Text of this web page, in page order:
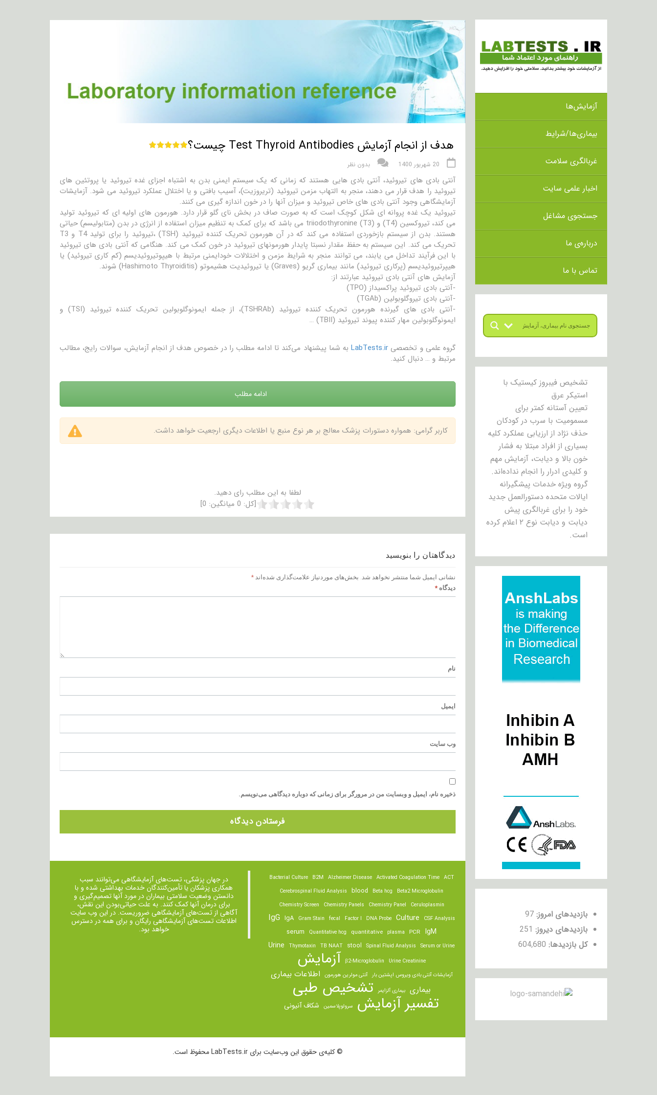
آزمایش‌ها
بیماری‌ها/شرایط
غربالگری سلامت
اخبار علمی سایت
جستجوی مشاغل
درباره‌ی ما
تماس با ما
تشخیص فیبروز کیستیک با
استیکر عرق
تعیین آستانه کمتر برای
مسمومیت با سرب در کودکان
حذف نژاد از ارزیابی عملکرد کلیه
بسیاری از افراد مبتلا به فشار
خون بالا و دیابت، آزمایش مهم
و کلیدی ادرار را انجام نداده‌اند.
گروه ویژه خدمات پیشگیرانه
ایالات متحده دستورالعمل جدید
خود را برای غربالگری پیش
دیابت و دیابت نوع ۲ اعلام کرده
است.
بازدیدهای امروز: 97
بازدیدهای دیروز: 251
کل بازدیدها: 604,680
هدف از انجام آزمایش Test Thyroid Antibodies چیست؟
20 شهریور 1400 بدون نظر
آنتی بادی های تیروئید، آنتی بادی هایی هستند که زمانی که یک سیستم ایمنی بدن به اشتباه اجزای غده تیروئید یا پروتئین های
تیروئید را هدف قرار می دهند، منجر به التهاب مزمن تیروئید (تریروزیت)، آسیب بافتی و یا اختلال عملکرد تیروئید می شود. آزمایشات
آزمایشگاهی وجود آنتی بادی های خاص تیروئید و میزان آنها را در خون اندازه گیری می کنند.
تیروئید یک غده پروانه ای شکل کوچک است که به صورت صاف در بخش نای گلو قرار دارد. هورمون های اولیه ای که تیروئید تولید
می کند، تیروکسین (T4) و triiodothyronine (T3) می باشد که برای کمک به تنظیم میزان استفاده از انرژی در بدن (متابولیسم) حیاتی
هستند. بدن از سیستم بازخوردی استفاده می کند که در آن هورمون تحریک کننده تیروئید (TSH) ،تیروئید را برای تولید T4 و T3
تحریک می کند. این سیستم به حفظ مقدار نسبتا پایدار هورمونهای تیروئید در خون کمک می کند. هنگامی که آنتی بادی های تیروئید
با این فرآیند تداخل می یابند، می توانند منجر به شرایط مزمن و اختلالات خودایمنی مرتبط با هیپوتیروئیدیسم (کم کاری تیروئید) یا
هیپرتیروئیدیسم (پرکاری تیروئید) مانند بیماری گریو (Graves) یا تیروئیدیت هشیموتو (Hashimoto Thyroiditis) شوند.
آزمایش های آنتی بادی تیروئید عبارتند از:
-آنتی بادی تیروئید پراکسیداز (TPO)
-آنتی بادی تیروگلوبولین (TGAb)
-آنتی بادی های گیرنده هورمون تحریک کننده تیروئید (TSHRAb)، از جمله ایمونوگلوبولین تحریک کننده تیروئید (TSI) و
ایمونوگلوبولین مهار کننده پیوند تیروئید (TBII) …
گروه علمی و تخصصی LabTests.irبه شما پیشنهاد می‌کند تا ادامه مطلب را در خصوص هدف از انجام آزمایش، سوالات رایج، مطالب
مرتبط و … دنبال کنید.
ادامه مطلب
کاربر گرامی: همواره دستورات پزشک معالج بر هر نوع منبع یا اطلاعات دیگری ارجعیت خواهد داشت.
لطفا به این مطلب رای دهید.
[کل: 0 میانگین: 0
]
دیدگاهتان را بنویسید
نشانی ایمیل شما منتشر نخواهد شد. بخش‌های موردنیاز علامت‌گذاری شده‌اند *
دیدگاه *
نام
ایمیل
وب‌ سایت
ذخیره نام، ایمیل و وبسایت من در مرورگر برای زمانی که دوباره دیدگاهی می‌نویسم.
ACT
Activated Coagulation Time
Alzheimer Disease
B2M
Bacterial Culture
Beta2 Microglobulin
Beta hcg
blood
Cerebrospinal Fluid Analysis
Ceruloplasmin
Chemistry Panel
Chemistry Panels
Chemistry Screen
CSF Analysis
Culture
DNA Probe
Factor I
fecal
Gram Stain
IgA
IgG
IgM
PCR
plasma
quantitative
Quantitative hcg
serum
Serum or Urine
Spinal Fluid Analysis
stool
TB NAAT
Thymotaxin
Urine
Urine Creatinine
β2-Microglobulin آزمایش
آزمایشات آنتی بادی ویروس اپشتین بار آنتی مولرین هورمون اطلاعات بیماری
بیماری بیماری آلزایمر تشخیص طبی
تفسیر آزمایش سرولوپلاسمین شکاف آنیونی
در جهان پزشکی، تست‌های آزمایشگاهی می‌توانند سبب
همکاری پزشکان یا تأمین‌کنندگان خدمات بهداشتی شده و با
دانستن وضعیت سلامتی بیماران در مورد آنها تصمیم‌گیری و
برای درمان ‌آنها کمک کنند. به علت حیاتی‌بودن این نقش،
آگاهی از تست‌های آزمایشگاهی ضروریست. در این وب سایت
اطلاعات تست‌های آزمایشگاهی رایگان و برای همه در دسترس
خواهد بود.
© کلیه‌ی حقوق این وب‌سایت برای LabTests.ir محفوظ است.